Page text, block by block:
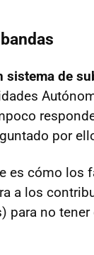
sistema de
por
es cómo los
a los
para no tener